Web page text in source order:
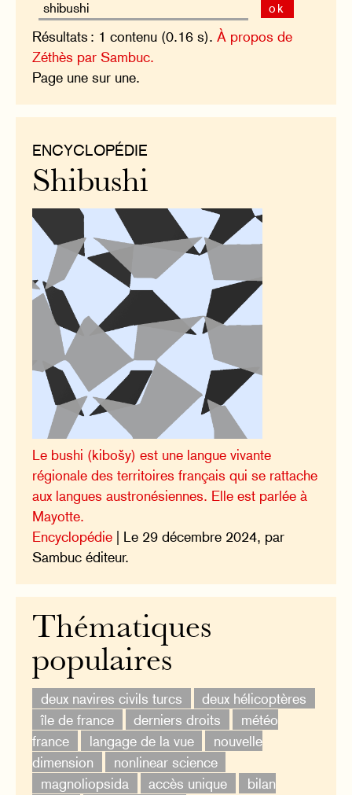
ok
Résultats : 1 contenu (0.16 s).À propos de
Zéthès par Sambuc.
Page une sur une.
ENCYCLOPÉDIE
Shibushi
Le bushi (kibošy) est une langue vivante
régionale des territoires français qui se rattache
aux langues austronésiennes. Elle est parlée à
Mayotte.
Encyclopédie | Le 29 décembre 2024, par
Sambuc éditeur.
Thématiques
populaires
deux navires civils turcs
deux hélicoptères
île de france
derniers droits
météo
france
langage de la vue
nouvelle
dimension
nonlinear science
magnoliopsida
accès unique
bilan